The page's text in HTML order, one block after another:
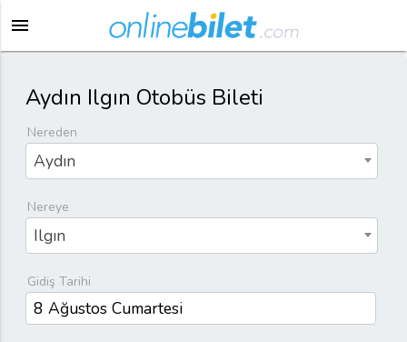
menu
Aydın Ilgın Otobüs Bileti
Nereden
Aydın
Nereye
Ilgın
Gidiş Tarihi